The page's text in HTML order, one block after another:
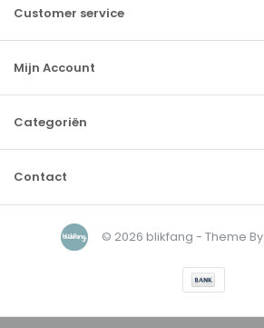
Customer service
Mijn Account
Categoriën
Contact
© 2026 blikfang - Theme By